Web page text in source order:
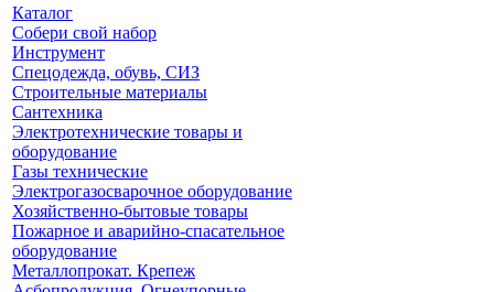
Каталог
Собери свой набор
Инструмент
Спецодежда, обувь, СИЗ
Строительные материалы
Сантехника
Электротехнические товары и
оборудование
Газы технические
Электрогазосварочное оборудование
Хозяйственно-бытовые товары
Пожарное и аварийно-спасательное
оборудование
Металлопрокат. Крепеж